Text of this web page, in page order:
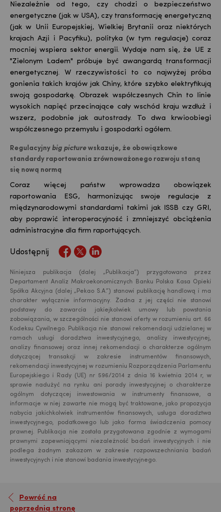
Niezależnie od tego, czy chodzi o bezpieczeństwo
energetyczne (jak w USA), czy transformację energetyczną
(jak w Unii Europejskiej, Wielkiej Brytanii oraz niektórych
krajach Azji i Pacyfiku), polityka (w tym regulacje) coraz
mocniej wspiera sektor energii. Wydaje nam się, że UE z
"Zielonym Ładem" próbuje być awangardą transformacji
energetycznej. W rzeczywistości to co najwyżej próba
gonienia takich krajów jak Chiny, które szybko elektryfikują
swoją gospodarkę. Obrazek współczesnych Chin to linie
wysokich napięć przecinające cały wschód kraju wzdłuż i
wszerz, podobnie jak autostrady. To dwa krwioobiegi
współczesnego przemysłu i gospodarki ogółem.
Regulacyjny big picture wskazuje, że obowiązkowe
standardy raportowania zrównoważonego rozwoju staną
się nową normą
Coraz więcej państw wprowadza obowiązek
raportowania ESG, harmonizując swoje regulacje z
międzynarodowymi standardami takimi jak ISSB czy GRI,
aby poprawić interoperacyjność i zmniejszyć obciążenia
administracyjne dla firm raportujących.
Udostępnij
Niniejsza publikacja (dalej „Publikacja”) przygotowana przez
Departament Analiz Makroekonomicznych Banku Polska Kasa Opieki
Spółka Akcyjna (dalej „Pekao S.A.”) stanowi publikację handlową i ma
charakter wyłącznie informacyjny. Żadna z jej części nie stanowi
podstawy do zawarcia jakiejkolwiek umowy lub powstania
zobowiązania, w szczególności nie stanowi oferty w rozumieniu art. 66
Kodeksu Cywilnego. Publikacja nie stanowi rekomendacji udzielanej w
ramach usługi doradztwa inwestycyjnego, analizy inwestycyjnej,
analizy finansowej oraz innej rekomendacji o charakterze ogólnym
dotyczącej transakcji w zakresie instrumentów finansowych,
rekomendacji inwestycyjnej w rozumieniu Rozporządzenia Parlamentu
Europejskiego i Rady (UE) nr 596/2014 z dnia 16 kwietnia 2014 r, w
sprawie nadużyć na rynku ani porady inwestycyjnej o charakterze
ogólnym dotyczącej inwestowania w instrumenty finansowe, a
informacje w niej zawarte nie mogą być traktowane, jako propozycja
nabycia jakichkolwiek instrumentów finansowych, usługa doradztwa
inwestycyjnego, podatkowego lub jako forma świadczenia pomocy
prawnej. Publikacja nie została przygotowana zgodnie z wymogami
prawnymi zapewniającymi niezależność badań inwestycyjnych i nie
podlega żadnym zakazom w zakresie rozpowszechniania badań
inwestycyjnych i nie stanowi badania inwestycyjnego.
Powróć na
poprzednią stronę
USD
EUR